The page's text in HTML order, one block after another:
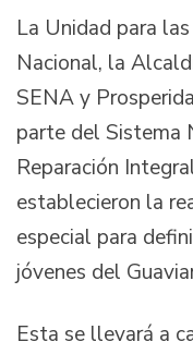
La Unidad para
Nacional, la
SENA y
parte del Sistema
Reparación
establecieron la
especial para
jóvenes del
Esta se llevará a